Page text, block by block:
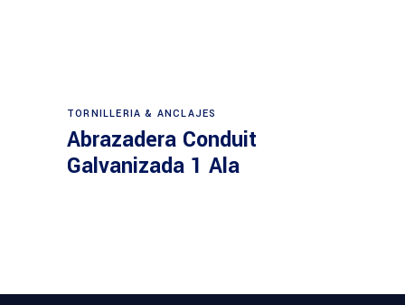
TORNILLERIA & ANCLAJES
Abrazadera Conduit
Galvanizada 1 Ala